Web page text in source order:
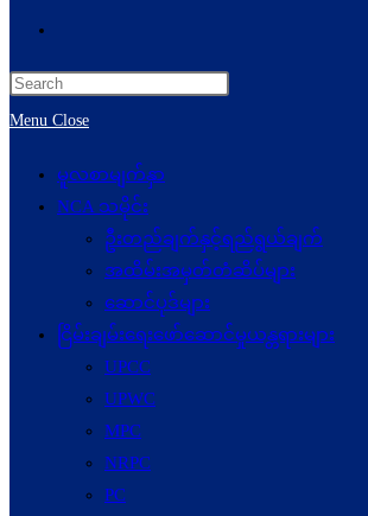
Menu Close
မူလစာမျက်နှာ
NCA သမိုင်း
ဦးတည်ချက်နှင့်ရည်ရွယ်ချက်
အထိမ်းအမှတ်တံဆိပ်များ
ဆောင်ပုဒ်များ
ငြိမ်းချမ်းရေးဖော်‌ဆောင်မှုယန္တရားများ
UPCC
UPWC
MPC
NRPC
PC